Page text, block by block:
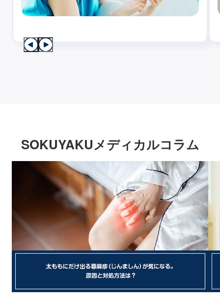
SOKUYAKUメディカルコラム